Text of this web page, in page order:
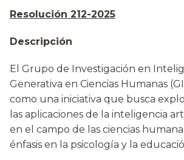
Resolución 212-2025
Descripción
El Grupo de Investigación en
Generativa en Ciencias Humanas
como una iniciativa que busca
las aplicaciones de la inteligencia
en el campo de las ciencias
énfasis en la psicología y la